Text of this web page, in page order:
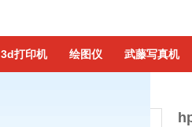
3d打印机 绘图仪 武藤写真机